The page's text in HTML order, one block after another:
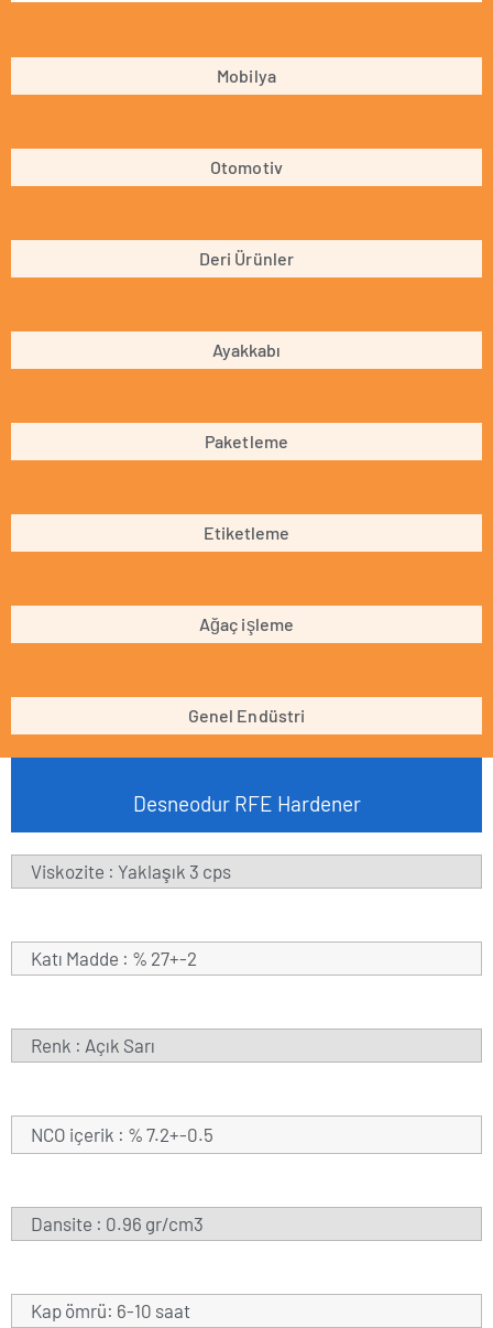
Mobilya
Otomotiv
Deri Ürünler
Ayakkabı
Paketleme
Etiketleme
Ağaç işleme
Genel Endüstri
Desneodur RFE Hardener
Viskozite : Yaklaşık 3 cps
Katı Madde : % 27+-2
Renk : Açık Sarı
NCO içerik : % 7.2+-0.5
Dansite : 0.96 gr/cm3
Kap ömrü: 6-10 saat